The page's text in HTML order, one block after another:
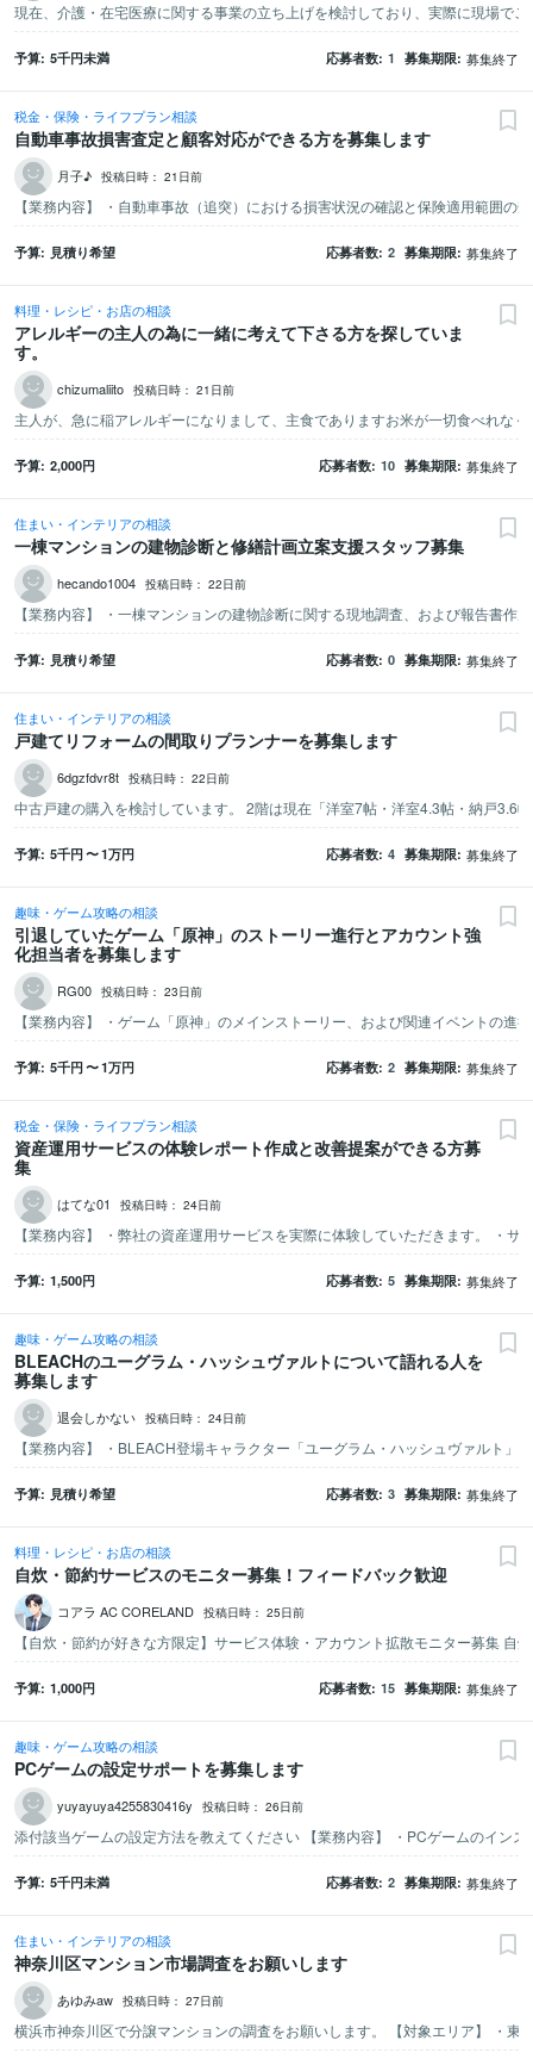
予算 5千円未満 応募者数 1 募集期限 募集終了
税金・保険・ライフプラン相談
自動車事故損害査定と顧客対応ができる方を募集します
月子♪ 投稿日時： 21日前
予算 見積り希望 応募者数 2 募集期限 募集終了
料理・レシピ・お店の相談
アレルギーの主人の為に一緒に考えて下さる方を探していま
す。
chizumaliito 投稿日時： 21日前
予算 2,000円 応募者数 10 募集期限 募集終了
住まい・インテリアの相談
一棟マンションの建物診断と修繕計画立案支援スタッフ募集
hecando1004 投稿日時： 22日前
予算 見積り希望 応募者数 0 募集期限 募集終了
住まい・インテリアの相談
戸建てリフォームの間取りプランナーを募集します
中古戸建の購入を検討しています。 2階は現在「洋室7帖・洋室4.3帖・納戸3.6
6dgzfdvr8t 投稿日時： 22日前
予算 5千円〜1万円 応募者数 4 募集期限 募集終了
趣味・ゲーム攻略の相談
引退していたゲーム「原神」のストーリー進行とアカウント強
化担当者を募集します
RG00 投稿日時： 23日前
予算 5千円〜1万円 応募者数 2 募集期限 募集終了
税金・保険・ライフプラン相談
資産運用サービスの体験レポート作成と改善提案ができる方募
集
はてな01 投稿日時： 24日前
予算 1,500円 応募者数 5 募集期限 募集終了
趣味・ゲーム攻略の相談
BLEACHのユーグラム・ハッシュヴァルトについて語れる人を
募集します
退会しかない 投稿日時： 24日前
予算 見積り希望 応募者数 3 募集期限 募集終了
料理・レシピ・お店の相談
自炊・節約サービスのモニター募集！フィードバック歓迎
コアラ AC CORELAND 投稿日時： 25日前
予算 1,000円 応募者数 15 募集期限 募集終了
趣味・ゲーム攻略の相談
PCゲームの設定サポートを募集します
yuyayuya4255830416y 投稿日時： 26日前
予算 5千円未満 応募者数 2 募集期限 募集終了
住まい・インテリアの相談
神奈川区マンション市場調査をお願いします
あゆみaw 投稿日時： 27日前